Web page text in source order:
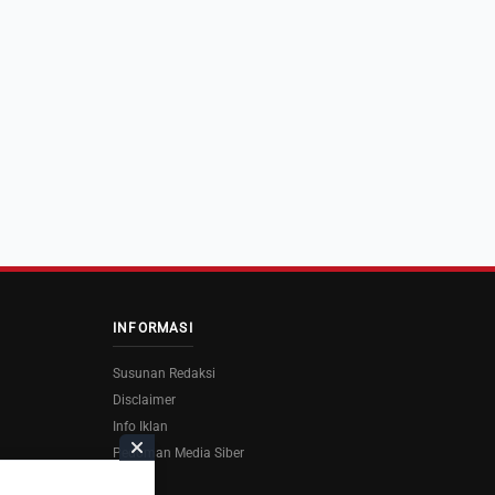
INFORMASI
Susunan Redaksi
Disclaimer
Info Iklan
Pedoman Media Siber